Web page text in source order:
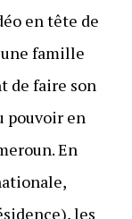
en tête de
famille
de faire son
pouvoir en
En
les